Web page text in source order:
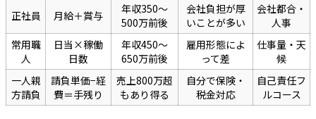
正社員 月給＋賞与
年収350〜
500万前後
会社負担が厚
いことが多い
会社都合・
人事
常用職
人
日当×稼働
日数
年収450〜
650万前後
雇用形態によ
って差
仕事量・天
候
一人親
方請負
請負単価−経
費＝手残り
売上800万超
もあり得る
自分で保険・
税金対応
自己責任フ
ルコース